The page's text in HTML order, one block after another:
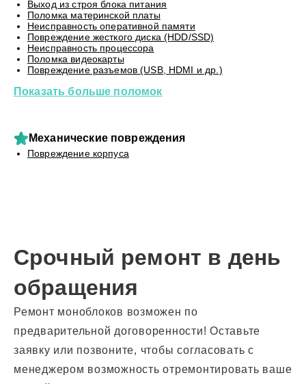
Выход из строя блока питания
Поломка материнской платы
Неисправность оперативной памяти
Повреждение жесткого диска (HDD/SSD)
Неисправность процессора
Поломка видеокарты
Повреждение разъемов (USB, HDMI и др.)
Показать больше поломок
Механические повреждения
Повреждение корпуса
Срочный ремонт в день
обращения
Ремонт моноблоков возможен по
предварительной договоренности! Оставьте
заявку или позвоните, чтобы согласовать с
менеджером возможность отремонтировать ваше